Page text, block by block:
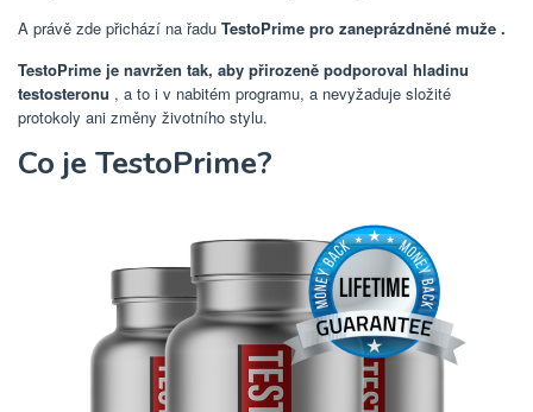
A právě zde přichází na řadu TestoPrime pro zaneprázdněné muže .
TestoPrime je navržen tak, aby přirozeně podporoval hladinu
testosteronu , a to i v nabitém programu, a nevyžaduje složité
protokoly ani změny životního stylu.
Co je TestoPrime?